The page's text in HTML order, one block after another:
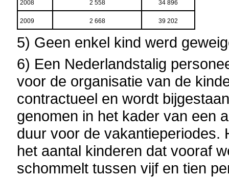
2008 2 558 34 896
2009 2 668 39 202
5) Geen enkel kind werd
6) Een Nederlandstalig
voor de organisatie van de
contractueel en wordt
genomen in het kader van een
duur voor de vakantieperiodes.
het aantal kinderen dat vooraf
schommelt tussen vijf en tien